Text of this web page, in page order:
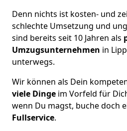
Denn nichts ist kosten- und
schlechte Umsetzung und
sind bereits seit 10 Jahren als
Umzugsunternehmen in
unterwegs.
Wir können als Dein
viele Dinge im Vorfeld für
wenn Du magst, buche doch
Fullservice.